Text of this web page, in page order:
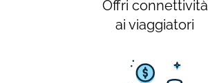
Offri connettività
ai viaggiatori